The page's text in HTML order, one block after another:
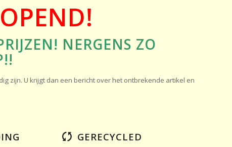
NERGENS ZO
zijn. U krijgt dan een bericht over het ontbrekende artikel en
GERECYCLED